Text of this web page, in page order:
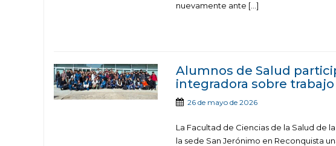
nuevamente ante […]
Alumnos de Salud
integradora sobre
26 de mayo de 2026
La Facultad de Ciencias de la Salud de
la sede San Jerónimo en Reconquista